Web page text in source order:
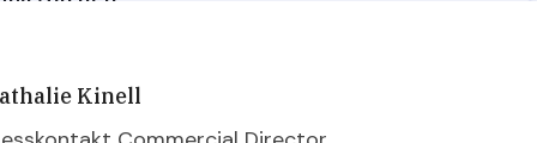
Kinell